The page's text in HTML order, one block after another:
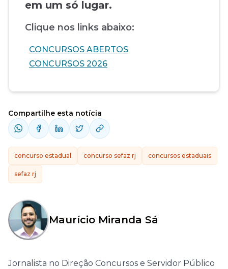
em um só lugar.
Clique nos links abaixo:
CONCURSOS ABERTOS
CONCURSOS 2026
Compartilhe esta notícia
concurso estadual concurso sefaz rj concursos estaduais
sefaz rj
Maurício Miranda Sá
Jornalista no Direção Concursos e Servidor Público